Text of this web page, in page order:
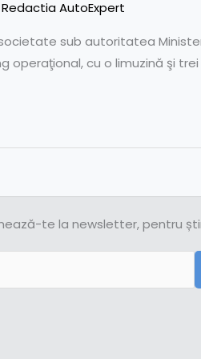
Redactia AutoExpert
sub autoritatea
operaţional, cu o limuzină şi trei
te la newsletter, pentru